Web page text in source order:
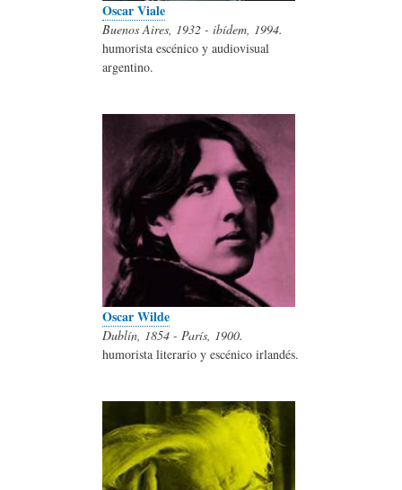
Oscar Viale
Buenos Aires, 1932 - ibídem, 1994.
humorista escénico y audiovisual
argentino.
Oscar Wilde
Dublín, 1854 - París, 1900.
humorista literario y escénico irlandés.